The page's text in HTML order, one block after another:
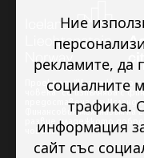
Проектът “Младежкото
човека” се изпълнява с
предоставена от
Финансовия механизъм на
развие младежкото
човека.
Ние
рекламите, да
социалните
трафика.
информация
сайт със